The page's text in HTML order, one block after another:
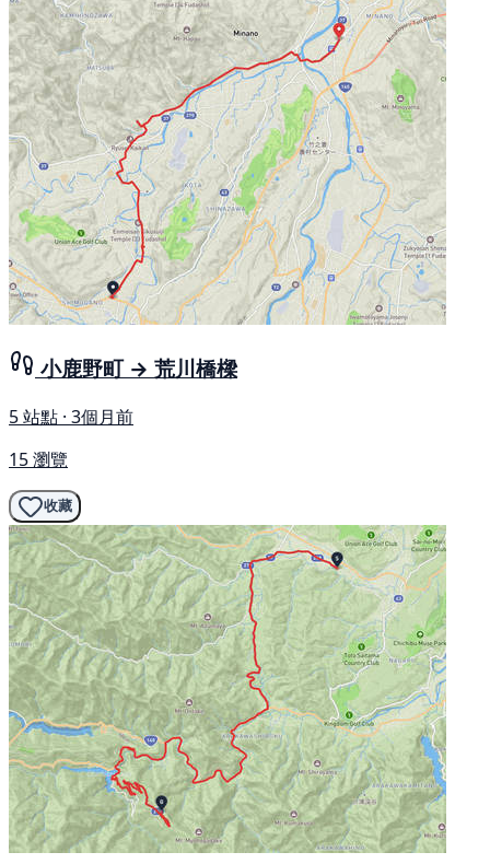
小鹿野町 → 荒川橋樑
5 站點 · 3個月前
15 瀏覽
收藏